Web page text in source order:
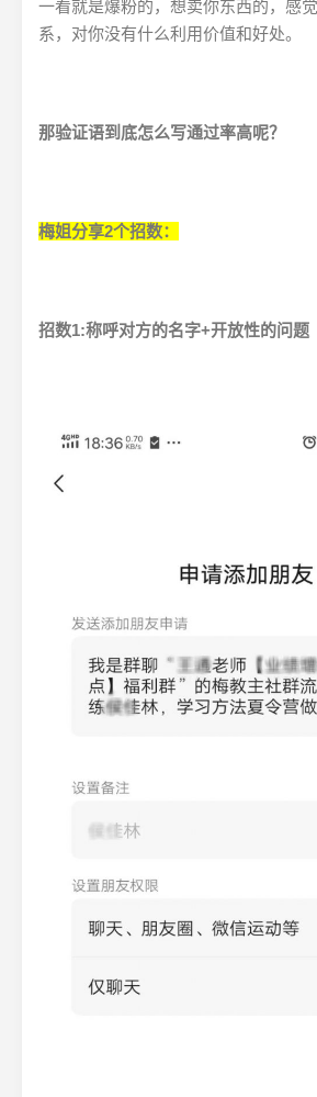
一看就是爆粉的，想卖你东西的，感
系，对你没有什么利用价值和好处。
那验证语到底怎么写通过率高呢？
梅姐分享2个招数：
招数1:称呼对方的名字+开放性的问题